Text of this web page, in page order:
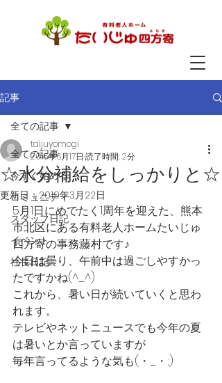
記事
全ての記事
今すぐ始める
コミュニティ
スタッフ日記
イベント
社長日記
全ての記事
☆水分補給をしっかりと☆
taijuyomogi
2016年6月17日 読了時間: 2分
更新日： 2019年3月22日
5月1日にめでたく1周年を迎えた、熊本
市北区にある有料老人ホームたいじゅ
四方寄の事務:藤村です♪
今日は曇り、午前中は過ごしやすかっ
たですかね(^_^)
これから、暑い日が続いていくと思わ
れます。
テレビやネットニュースでも今年の夏
は暑いとか言っていますが
毎年言ってるような気も(・_・;)